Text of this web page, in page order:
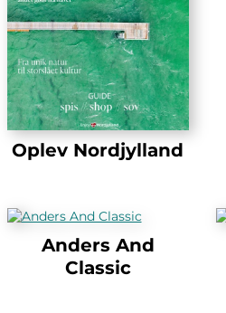
Oplev Nordjylland
Anders And
Classic